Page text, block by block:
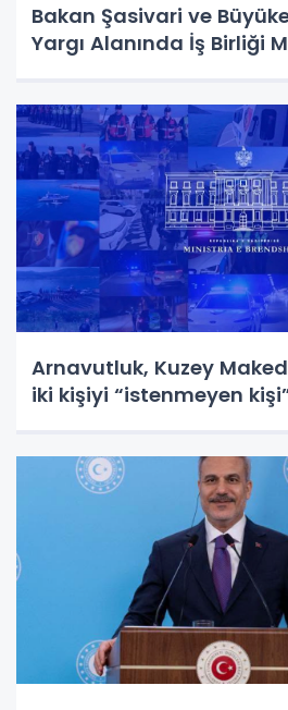
Bakan Şasivari ve
Yargı Alanında İş Birliği
Arnavutluk, Kuzey
iki kişiyi “istenmeyen